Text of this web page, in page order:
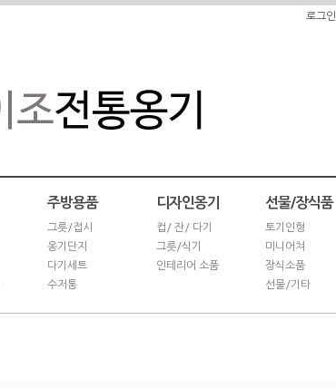
로그인
주방용품
그릇/접시
옹기단지
다기세트
수저통
디자인옹기
컵/ 잔/ 다기
그릇/식기
인테리어 소품
선물/장식품
토기인형
미니어쳐
장식소품
선물/기타